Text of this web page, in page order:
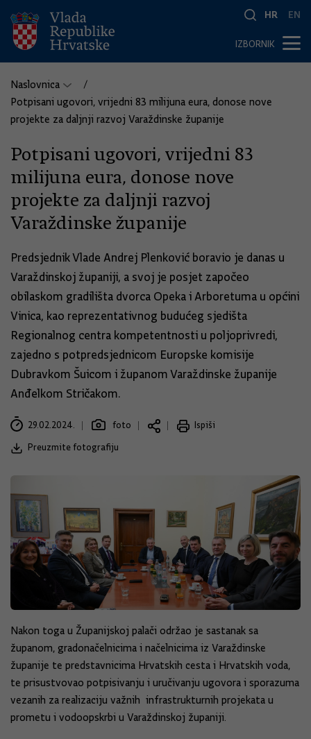
HR EN
IZBORNIK
Naslovnica
Potpisani ugovori, vrijedni 83 milijuna eura, donose nove
projekte za daljnji razvoj Varaždinske županije
Potpisani ugovori, vrijedni 83
milijuna eura, donose nove
projekte za daljnji razvoj
Varaždinske županije
Predsjednik Vlade Andrej Plenković boravio je danas u
Varaždinskoj županiji, a svoj je posjet započeo
obilaskom gradilišta dvorca Opeka i Arboretuma u općini
Vinica, kao reprezentativnog budućeg sjedišta
Regionalnog centra kompetentnosti u poljoprivredi,
zajedno s potpredsjednicom Europske komisije
Dubravkom Šuicom i županom Varaždinske županije
Anđelkom Stričakom.
29.02.2024. foto
Ispiši
Preuzmite fotografiju
Nakon toga u Županijskoj palači održao je sastanak sa
županom, gradonačelnicima i načelnicima iz Varaždinske
županije te predstavnicima Hrvatskih cesta i Hrvatskih voda,
te prisustvovao potpisivanju i uručivanju ugovora i sporazuma
vezanih za realizaciju važnih infrastrukturnih projekata u
prometu i vodoopskrbi u Varaždinskoj županiji.